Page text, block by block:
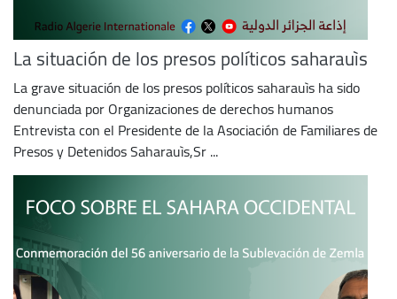
La situación de los presos políticos saharauìs
La grave situación de los presos políticos saharauìs ha sido
denunciada por Organizaciones de derechos humanos
Entrevista con el Presidente de la Asociación de Familiares de
Presos y Detenidos Saharauìs,Sr ...